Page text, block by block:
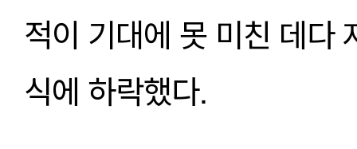
적이 기대에 못 미친 데다
식에 하락했다.